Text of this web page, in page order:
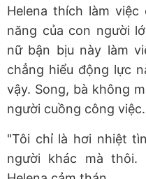
Helena thích làm
năng của con người
nữ bận bịu này làm
chẳng hiểu động lực
vậy. Song, bà không
người cuồng công việc.
"Tôi chỉ là hơi nhiệt
người khác mà